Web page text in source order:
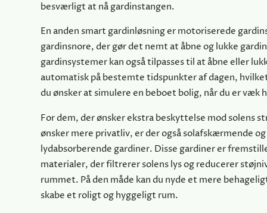
besværligt at nå gardinstangen.
En anden smart gardinløsning er motoriserede
gardinsnore, der gør det nemt at åbne og lukke
gardinsystemer kan også tilpasses til at åbne eller
automatisk på bestemte tidspunkter af dagen,
du ønsker at simulere en beboet bolig, når du er væk
For dem, der ønsker ekstra beskyttelse mod solens
ønsker mere privatliv, er der også solafskærmende og
lydabsorberende gardiner. Disse gardiner er
materialer, der filtrerer solens lys og reducerer
rummet. På den måde kan du nyde et mere
skabe et roligt og hyggeligt rum.